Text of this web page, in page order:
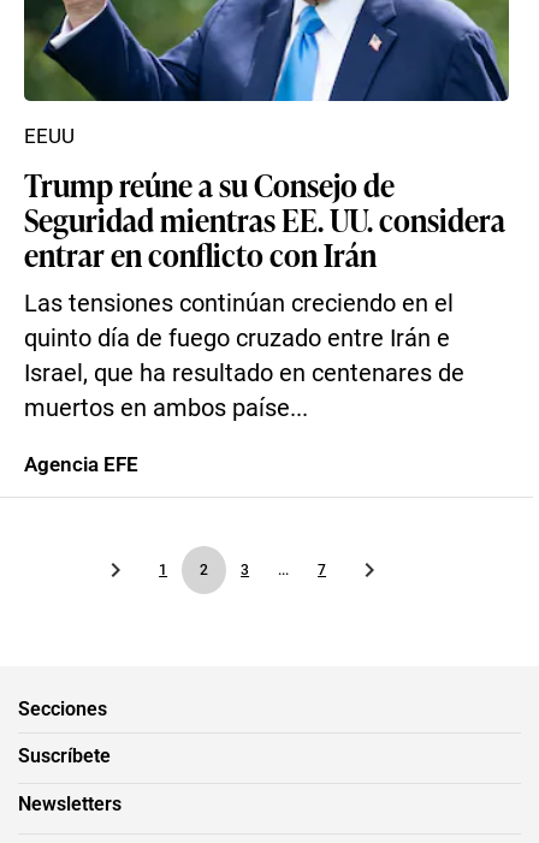
Trump reúne a su Consejo de
Seguridad mientras EE. UU. considera
entrar en conflicto con Irán
Las tensiones continúan creciendo en el
quinto día de fuego cruzado entre Irán e
Israel, que ha resultado en centenares de
muertos en ambos paíse...
EEUU
Agencia EFE
1 2 3 ... 7
Secciones
Suscríbete
Newsletters